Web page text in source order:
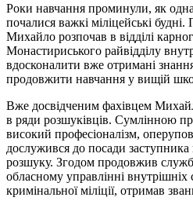
Роки навчання проминули, як
почалися важкі міліцейські
Михайло розпочав в відділі
Монастириського райвідділу
вдосконалити вже отримані
продовжити навчання у вищій
Вже досвідченим фахівцем
в ряди розшуківців. Сумлінною
високий професіоналізм,
дослужився до посади заступника
розшуку. Згодом продовжив
обласному управлінні внутрішніх
кримінальної міліції, отримав